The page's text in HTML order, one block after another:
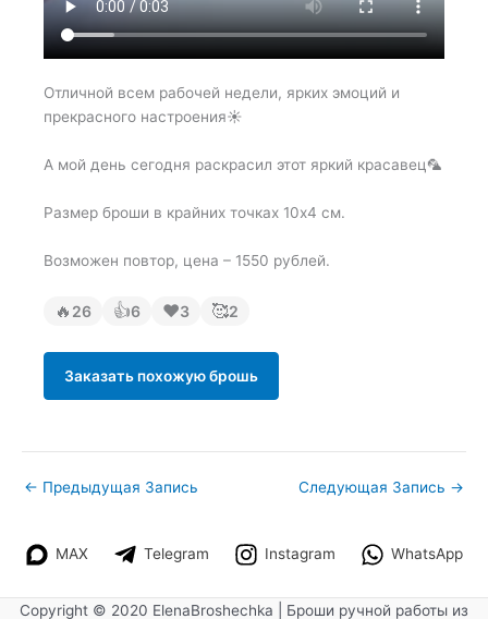
Отличной всем рабочей недели, ярких эмоций и
прекрасного настроения☀️
А мой день сегодня раскрасил этот яркий красавец🦜
Размер броши в крайних точках 10х4 см.
Возможен повтор, цена – 1550 рублей.
🔥 26 👍6 ❤3 🥰2
Заказать похожую брошь
← Предыдущая Запись Следующая Запись →
MAX Telegram Instagram WhatsApp
Copyright © 2020 ElenaBroshechka | Броши ручной работы из